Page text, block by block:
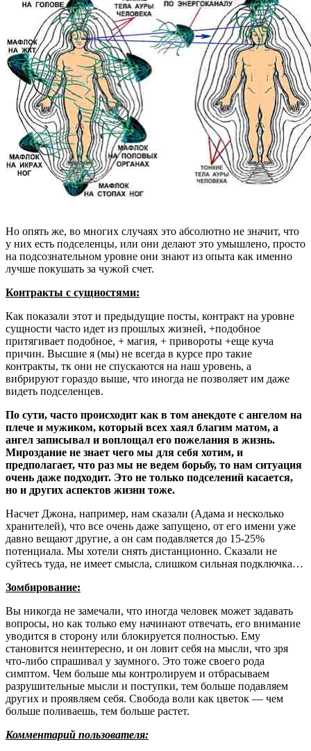
Но опять же, во многих случаях это абсолютно не значит, что
у них есть подселенцы, или они делают это умышлено, просто
на подсознательном уровне они знают из опыта как именно
лучше покушать за чужой счет.
Контракты с сущностями:
Как показали этот и предыдущие посты, контракт на уровне
сущности часто идет из прошлых жизней, +подобное
притягивает подобное, + магия, + привороты +еще куча
причин. Высшие я (мы) не всегда в курсе про такие
контракты, тк они не спускаются на наш уровень, а
вибрируют гораздо выше, что иногда не позволяет им даже
видеть подселенцев.
По сути, часто происходит как в том анекдоте с ангелом на
плече и мужиком, который всех хаял благим матом, а
ангел записывал и воплощал его пожелания в жизнь.
Мироздание не знает чего мы для себя хотим, и
предполагает, что раз мы не ведем борьбу, то нам ситуация
очень даже подходит. Это не только подселений касается,
но и других аспектов жизни тоже.
Насчет Джона, например, нам сказали (Адама и несколько
хранителей), что все очень даже запущено, от его имени уже
давно вещают другие, а он сам подавляется до 15-25%
потенциала. Мы хотели снять дистанционно. Сказали не
суйтесь туда, не имеет смысла, слишком сильная подключка…
Зомбирование:
Вы никогда не замечали, что иногда человек может задавать
вопросы, но как только ему начинают отвечать, его внимание
уводится в сторону или блокируется полностью. Ему
становится неинтересно, и он ловит себя на мысли, что зря
что-либо спрашивал у заумного. Это тоже своего рода
симптом. Чем больше мы контролируем и отбрасываем
разрушительные мысли и поступки, тем больше подавляем
других и проявляем себя. Свобода воли как цветок — чем
больше поливаешь, тем больше растет.
Комментарий пользователя: